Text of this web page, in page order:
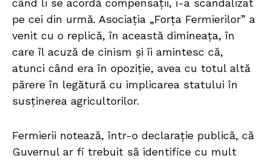
când li se acordă compensații, i-a scandalizat
pe cei din urmă. Asociația „Forța Fermierilor” a
venit cu o replică, în această dimineața, în
care îl acuză de cinism și îi amintesc că,
atunci când era în opoziție, avea cu totul altă
părere în legătură cu implicarea statului în
susținerea agricultorilor.
Fermierii notează, într-o declarație publică, că
Guvernul ar fi trebuit să identifice cu mult